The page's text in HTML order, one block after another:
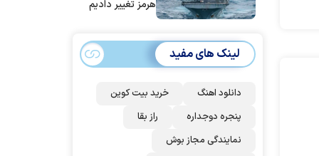
هرمز تغییر دادیم
لینک های مفید
دانلود اهنگ
خرید بیت کوین
پنجره دوجداره
راز بقا
نمایندگی مجاز بوش